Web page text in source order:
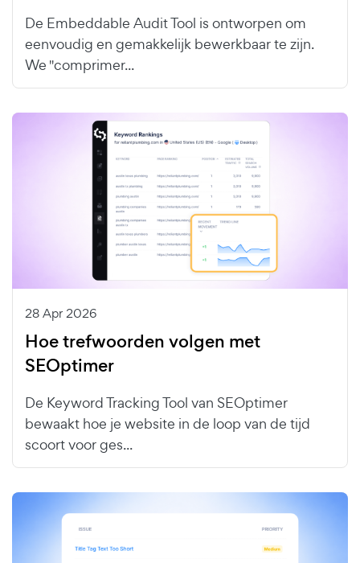
De Embeddable Audit Tool is ontworpen om
eenvoudig en gemakkelijk bewerkbaar te zijn.
We "comprimer...
28 Apr 2026
Hoe trefwoorden volgen met
SEOptimer
De Keyword Tracking Tool van SEOptimer
bewaakt hoe je website in de loop van de tijd
scoort voor ges...